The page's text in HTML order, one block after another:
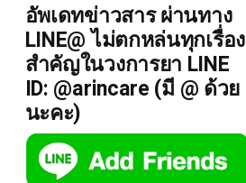
อัพเดทข่าวสาร ผ่านทาง
LINE@ ไม่ตกหล่นทุกเรื่อง
สำคัญในวงการยา LINE
ID: @arincare (มี @ ด้วย
นะคะ)